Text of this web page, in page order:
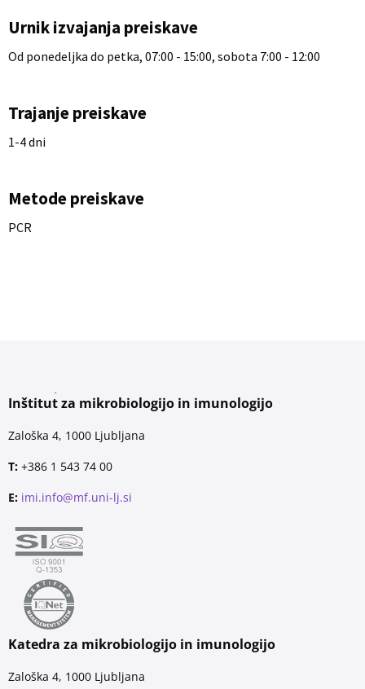
Urnik izvajanja preiskave
Od ponedeljka do petka, 07:00 - 15:00, sobota 7:00 - 12:00
Trajanje preiskave
1-4 dni
Metode preiskave
PCR
Inštitut za mikrobiologijo in imunologijo
Zaloška 4, 1000 Ljubljana
T: +386 1 543 74 00
E: imi.info@mf.uni-lj.si
Katedra za mikrobiologijo in imunologijo
Zaloška 4, 1000 Ljubljana